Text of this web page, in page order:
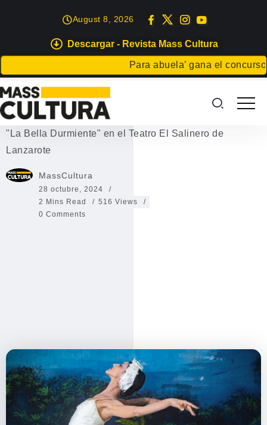
Descargar - Revista Mass Cultura
Para abuela’ gana el concurso
August 8, 2026
EVENTOS
“La Bella Durmiente” en el Teatro
El Salinero de Lanzarote
"La Bella Durmiente" en el Teatro El Salinero de
Lanzarote
MassCultura
28 octubre, 2024
2 Mins Read
516 Views
0 Comments